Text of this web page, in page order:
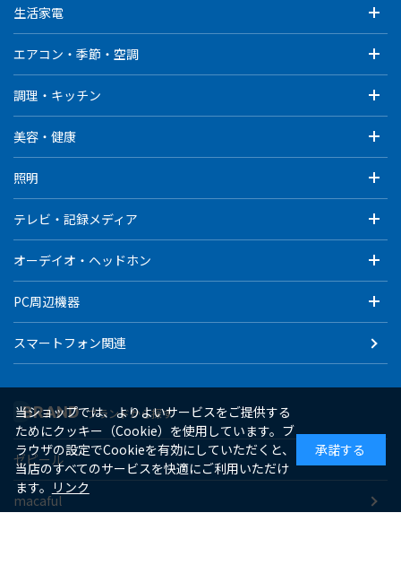
生活家電
エアコン・季節・空調
調理・キッチン
美容・健康
照明
テレビ・記録メディア
オーデイオ・ヘッドホン
PC周辺機器
スマートフォン関連
BRAND ブランドから探す
ゼピール
macaful
当ショップでは、よりよいサービスをご提供する
ためにクッキー（Cookie）を使用しています。ブ
ラウザの設定でCookieを有効にしていただくと、
当店のすべてのサービスを快適にご利用いただけ
ます。 リンク
承諾する